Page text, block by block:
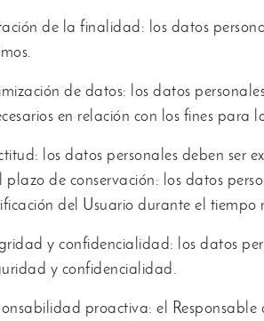
de la finalidad: los datos
.
de datos: los datos
en relación con los fines para
: los datos personales deben ser
de conservación: los datos
del Usuario durante el tiempo
y confidencialidad: los datos
y confidencialidad.
proactiva: el